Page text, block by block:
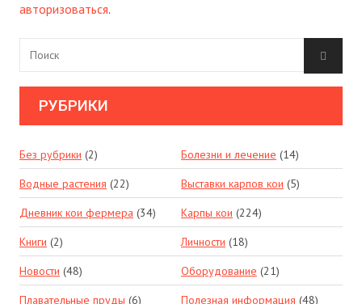
авторизоваться.
РУБРИКИ
Без рубрики (2) Болезни и лечение (14)
Водные растения (22) Выставки карпов кои (5)
Дневник кои фермера (34) Карпы кои (224)
Книги (2) Личности (18)
Новости (48) Оборудование (21)
Плавательные пруды (6) Полезная информация (48)